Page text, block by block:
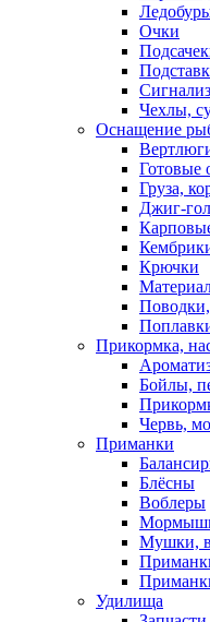
Очки
Чехлы,
Оснащение
Готовые
Груза,
Джиг-
Крючки
Прикормка,
Бойлы,
Червь,
Приманки
Блёсны
Воблеры
Мушки,
Удилища